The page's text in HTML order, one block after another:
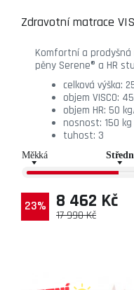
Zdravotní matrace
Komfortní a
pěny Serene® a HR
celková výška:
objem VISCO:
objem HR: 50
nosnost: 150 kg
tuhost: 3
23%
17 990 Kč
8 462 Kč